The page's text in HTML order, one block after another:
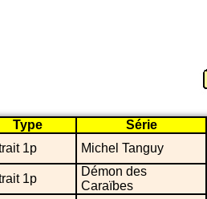
Type Série
1p Michel Tanguy
1p
Démon des
Caraïbes